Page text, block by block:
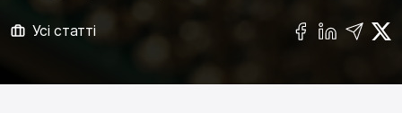
Усі статті